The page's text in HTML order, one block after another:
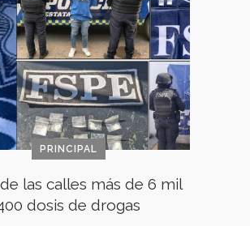
PRINCIPAL
las calles más de 6 mil
dosis de drogas